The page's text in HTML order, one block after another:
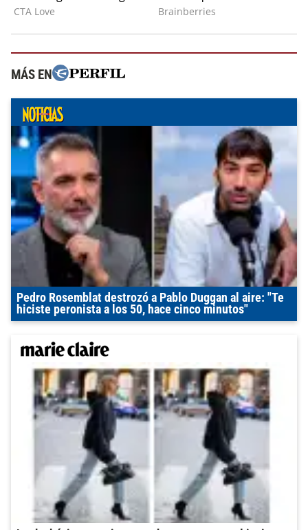
MÁS EN
Pedro Rosemblat destrozó a Pablo Duggan al aire: "Te
hiciste peronista a los 50, hace cinco minutos"